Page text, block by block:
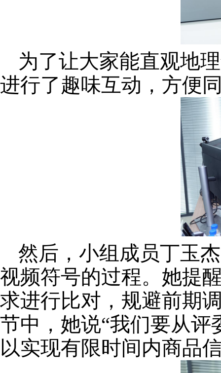
为了让大家能直观地
进行了趣味互动，方便
然后， 小组成员丁玉杰
视频符号的过程。 她提
求进行比对，规避前期
节中， 她说“我们要从评
以实现有限时间内商品